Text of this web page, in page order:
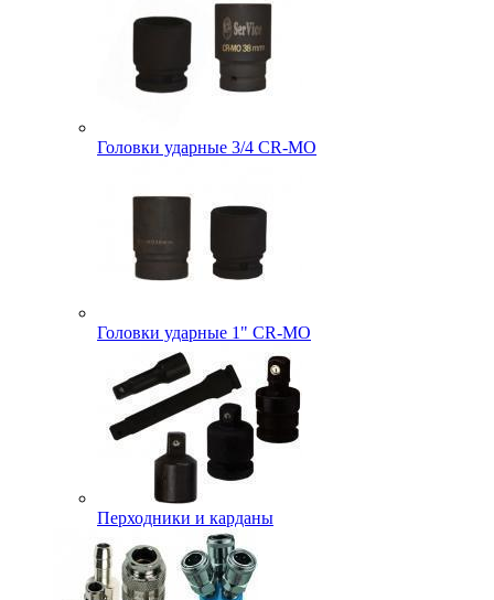
Головки ударные 3/4 CR-MO
Головки ударные 1" CR-MO
Перходники и карданы